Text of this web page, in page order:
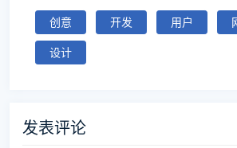
创意 开发 用户
设计
发表评论